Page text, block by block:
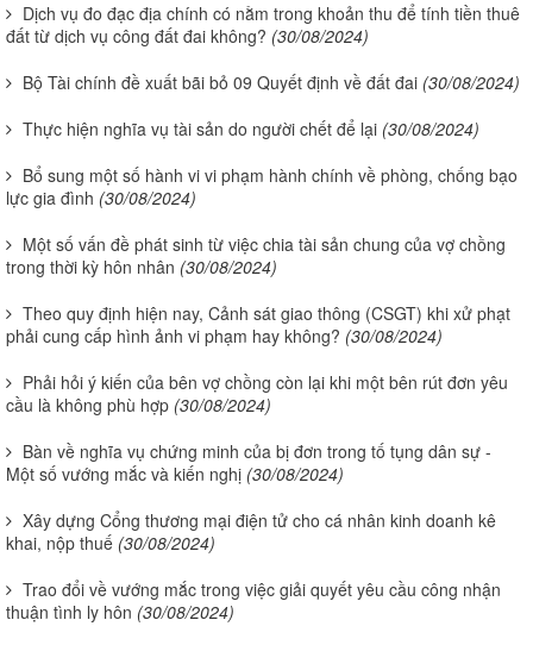
Dịch vụ đo đạc địa chính có nằm trong khoản thu để tính tiền thuê
đất từ dịch vụ công đất đai không? (30/08/2024)
Bộ Tài chính đề xuất bãi bỏ 09 Quyết định về đất đai (30/08/2024)
Thực hiện nghĩa vụ tài sản do người chết để lại (30/08/2024)
Bổ sung một số hành vi vi phạm hành chính về phòng, chống bạo
lực gia đình (30/08/2024)
Một số vấn đề phát sinh từ việc chia tài sản chung của vợ chồng
trong thời kỳ hôn nhân (30/08/2024)
Theo quy định hiện nay, Cảnh sát giao thông (CSGT) khi xử phạt
phải cung cấp hình ảnh vi phạm hay không? (30/08/2024)
Phải hỏi ý kiến của bên vợ chồng còn lại khi một bên rút đơn yêu
cầu là không phù hợp (30/08/2024)
Bàn về nghĩa vụ chứng minh của bị đơn trong tố tụng dân sự -
Một số vướng mắc và kiến nghị (30/08/2024)
Xây dựng Cổng thương mại điện tử cho cá nhân kinh doanh kê
khai, nộp thuế (30/08/2024)
Trao đổi về vướng mắc trong việc giải quyết yêu cầu công nhận
thuận tình ly hôn (30/08/2024)